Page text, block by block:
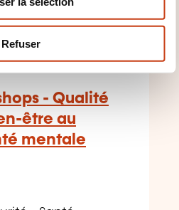
Refuser
FR
- Qualité
être au
mentale